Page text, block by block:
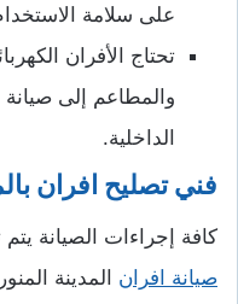
على سلامة
تحتاج الأفران
والمطاعم إلى صيانة
الداخلية.
فني تصليح افران
كافة إجراءات الصيانة
صيانة افران المدينة